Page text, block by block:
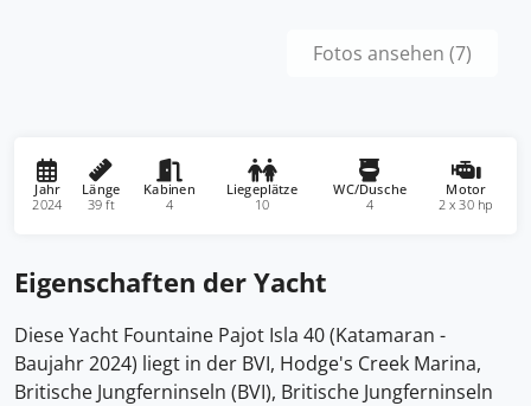
Fotos ansehen (7)
Jahr
2024
Länge
39 ft
Kabinen
4
Liegeplätze
10
WC/Dusche
4
Motor
2 x 30 hp
Eigenschaften der Yacht
Diese Yacht Fountaine Pajot Isla 40 (Katamaran -
Baujahr 2024) liegt in der BVI, Hodge's Creek Marina,
Britische Jungferninseln (BVI), Britische Jungferninseln